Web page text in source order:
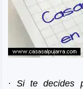
· Si te decides